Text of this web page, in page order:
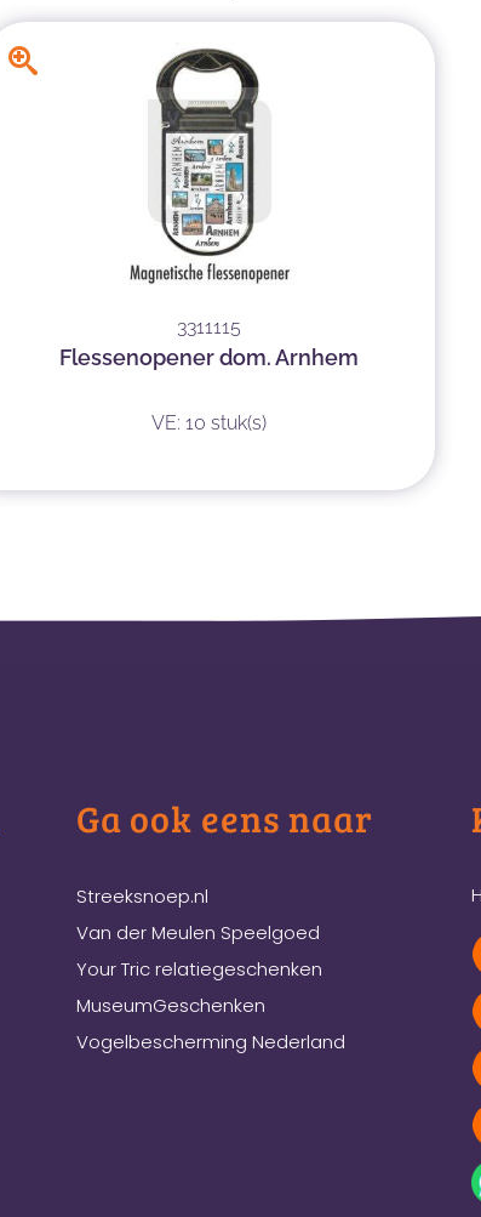
3311115
Flessenopener dom. Arnhem
VE: 10 stuk(s)
Ga ook eens naar
Streeksnoep.nl
Van der Meulen Speelgoed
Your Tric relatiegeschenken
MuseumGeschenken
Vogelbescherming Nederland